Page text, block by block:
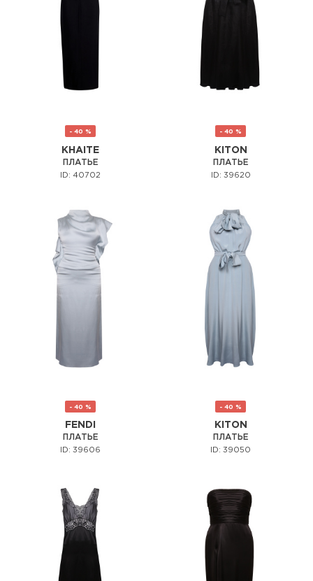
- 40 %
KHAITE
ПЛАТЬЕ
ID: 40702
- 40 %
KITON
ПЛАТЬЕ
ID: 39620
- 40 %
FENDI
ПЛАТЬЕ
ID: 39606
- 40 %
KITON
ПЛАТЬЕ
ID: 39050